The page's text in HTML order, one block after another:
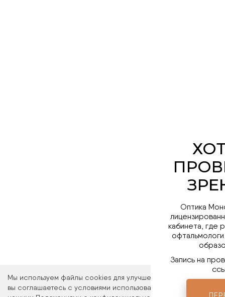
Мы используем файлы cookies для улучшения работы сайта.
вы соглашаетесь с условиями использования файлов cookies.
Оптика
кабинета, где
Запись на